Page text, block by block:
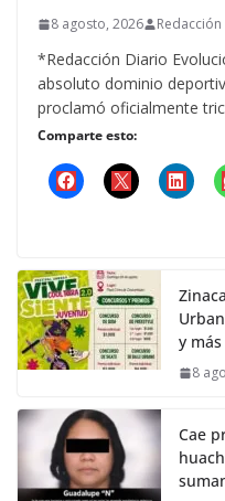
8 agosto, 2026
*Redacción Diario
absoluto dominio
proclamó oficialmente
Comparte esto:
y más
8
Cae